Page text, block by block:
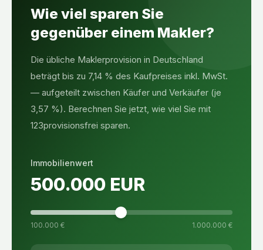
Wie viel sparen Sie
gegenüber einem Makler?
Die übliche Maklerprovision in Deutschland
beträgt bis zu 7,14 % des Kaufpreises inkl. MwSt.
— aufgeteilt zwischen Käufer und Verkäufer (je
3,57 %). Berechnen Sie jetzt, wie viel Sie mit
123provisionsfrei sparen.
Immobilienwert
500.000 EUR
100.000 € 1.000.000 €